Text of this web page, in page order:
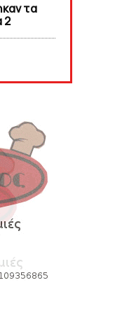
τα
2
στο
Bόλου
και...